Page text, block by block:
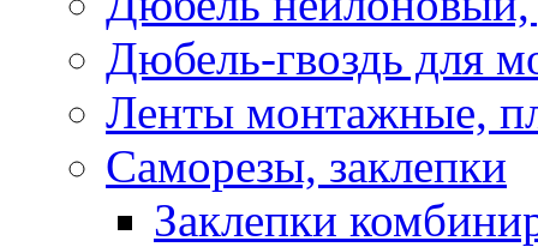
Дюбель-гвоздь для
Ленты монтажные,
Саморезы, заклепки
Заклепки